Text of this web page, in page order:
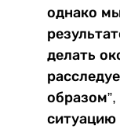
однако
делать
ситуацию